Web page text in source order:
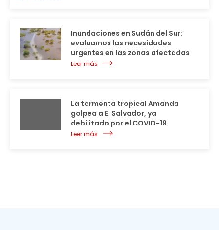
Inundaciones en Sudán del Sur:
evaluamos las necesidades
urgentes en las zonas afectadas
Leer más
La tormenta tropical Amanda
golpea a El Salvador, ya
debilitado por el COVID-19
Leer más